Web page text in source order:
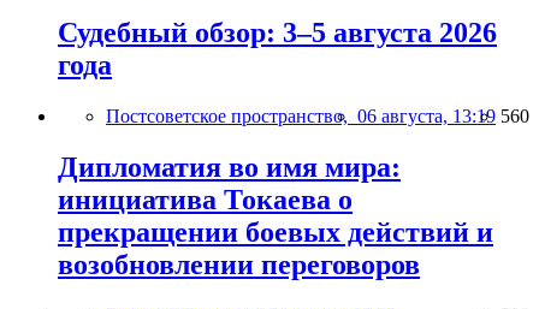
Судебный обзор: 3–5 августа 2026
года
Постсоветское пространство, 06 августа, 13:19 560
Дипломатия во имя мира:
инициатива Токаева о
прекращении боевых действий и
возобновлении переговоров